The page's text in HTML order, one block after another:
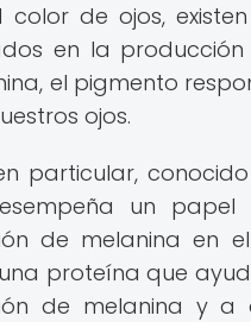
de ojos,
en la
el pigmento
ojos.
particular,
un
de melanina en
proteína que
de melanina y a